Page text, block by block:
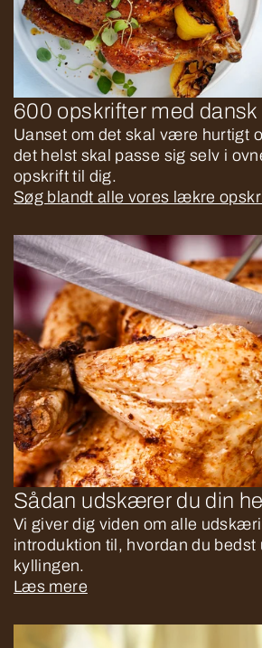
600 opskrifter med
Uanset om det skal være hurtigt
det helst skal passe sig selv i
opskrift til dig.
Søg blandt alle vores lækre
Sådan udskærer du din
Vi giver dig viden om alle
introduktion til, hvordan du bedst
kyllingen.
Læs mere